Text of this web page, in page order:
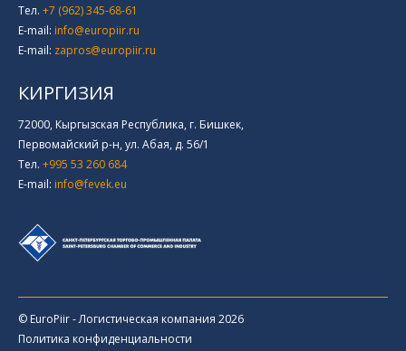
Тел. +7 (962) 345-68-61
E-mail: info@europiir.ru
E-mail: zapros@europiir.ru
КИРГИЗИЯ
72000, Кыргызская Республика, г. Бишкек,
Первомайский р-н, ул. Абая, д. 56/1
Тел. +995 53 260 684
E-mail: info@fevek.eu
© EuroPiir - Логистическая компания 2026
Политика конфиденциальности